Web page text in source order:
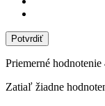
Potvrdiť
Priemerné hodnotenie
Zatiaľ žiadne